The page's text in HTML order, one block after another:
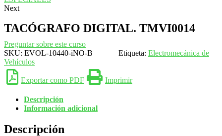
Next
TACÓGRAFO DIGITAL. TMVI0014
Preguntar sobre este curso
SKU: EVOL-10440-iNO-B Etiqueta: Electromecánica de
Vehículos
Exportar como PDF Imprimir
Descripción
Información adicional
Descripción